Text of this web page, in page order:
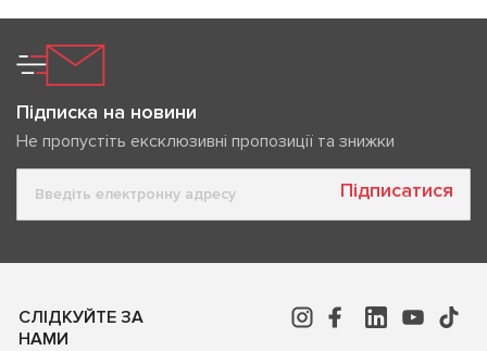
Підписка на новини
Не пропустіть ексклюзивні пропозиції та знижки
Підписатися
СЛІДКУЙТЕ ЗА
НАМИ